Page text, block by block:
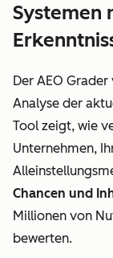
Systemen
Der AEO
Analyse der
Tool zeigt, wie
Unternehmen,
Chancen und
Millionen von
bewerten.